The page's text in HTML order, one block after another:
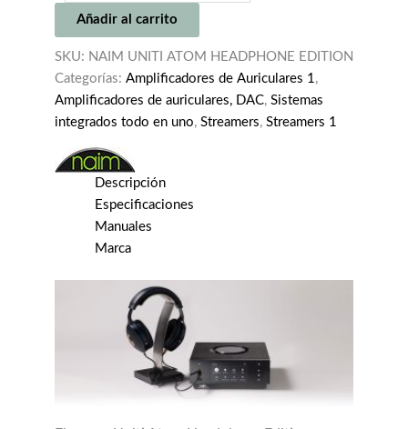
ATOM
HEADPHONE
EDITION
cantidad
Añadir al carrito
SKU: NAIM UNITI ATOM HEADPHONE EDITION
Categorías: Amplificadores de Auriculares 1,
Amplificadores de auriculares, DAC, Sistemas
integrados todo en uno, Streamers, Streamers 1
Descripción
Especificaciones
Manuales
Marca